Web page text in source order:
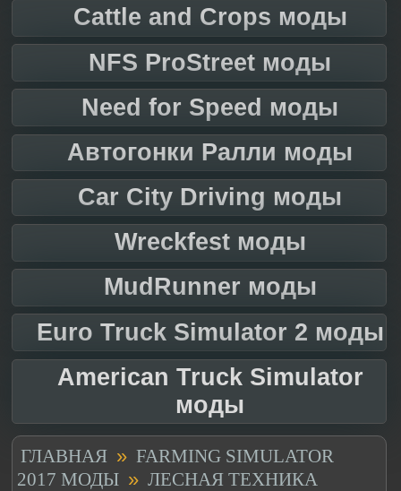
Cattle and Crops моды
NFS ProStreet моды
Need for Speed моды
Автогонки Ралли моды
Car City Driving моды
Wreckfest моды
MudRunner моды
Euro Truck Simulator 2 моды
American Truck Simulator
моды
ГЛАВНАЯ » FARMING SIMULATOR
2017 МОДЫ » ЛЕСНАЯ ТЕХНИКА